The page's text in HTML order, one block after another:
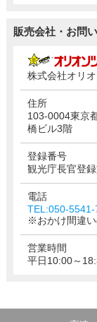
販売会社・お問
株式会社オリ
住所
103-0004東京
橋ビル3階
登録番号
観光庁長官登
電話
TEL:050-5541-
※おかけ間違い
営業時間
平日10:00～